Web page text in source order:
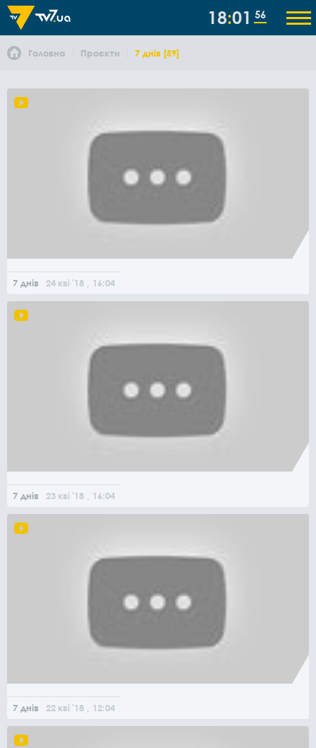
18 01 57
Головна Проєкти 7 днів [59]
7 днів 24 кві '18 , 16:04
7 днів 23 кві '18 , 16:04
7 днів 22 кві '18 , 12:04